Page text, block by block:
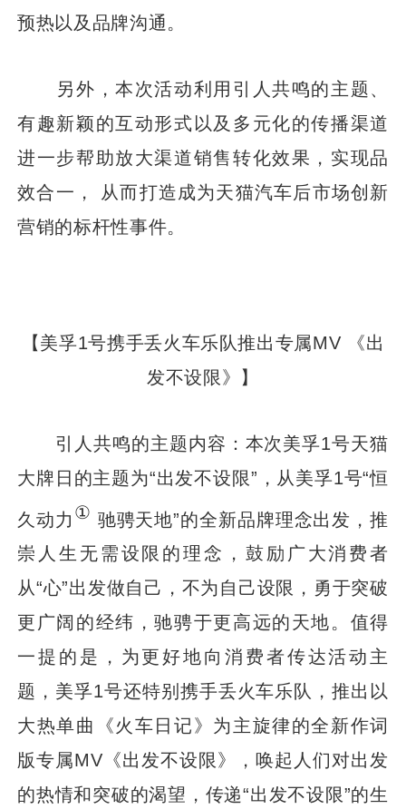
预热以及品牌沟通。
另外，本次活动利用引人共鸣的主题、
有趣新颖的互动形式以及多元化的传播渠道
进一步帮助放大渠道销售转化效果，实现品
效合一， 从而打造成为天猫汽车后市场创新
营销的标杆性事件。
【美孚1号携手丢火车乐队推出专属MV 《出
发不设限》】
引人共鸣的主题内容：本次美孚1号天猫
大牌日的主题为“出发不设限”，从美孚1号“恒
久动力 ① 驰骋天地”的全新品牌理念出发，推
崇人生无需设限的理念，鼓励广大消费者
从“心”出发做自己，不为自己设限，勇于突破
更广阔的经纬，驰骋于更高远的天地。值得
一提的是，为更好地向消费者传达活动主
题，美孚1号还特别携手丢火车乐队，推出以
大热单曲《火车日记》为主旋律的全新作词
版专属MV《出发不设限》，唤起人们对出发
的热情和突破的渴望，传递“出发不设限”的生